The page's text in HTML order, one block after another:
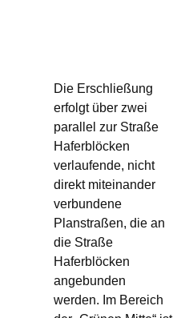
Die Erschließung
erfolgt über zwei
parallel zur Straße
Haferblöcken
verlaufende, nicht
direkt miteinander
verbundene
Planstraßen, die an
die Straße
Haferblöcken
angebunden
werden. Im Bereich